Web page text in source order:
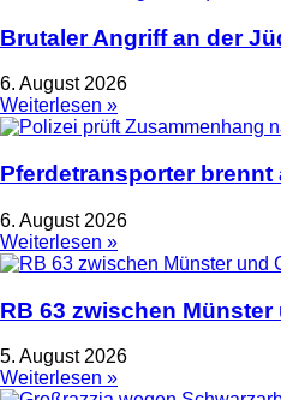
Brutaler Angriff an der
6. August 2026
Weiterlesen »
Pferdetransporter
6. August 2026
Weiterlesen »
RB 63 zwischen
5. August 2026
Weiterlesen »